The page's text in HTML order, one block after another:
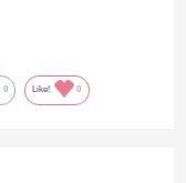
0 Like! 0